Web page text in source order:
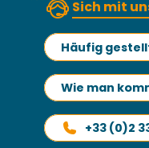
Sich mit
Häufig
Wie man
+33 (0)2